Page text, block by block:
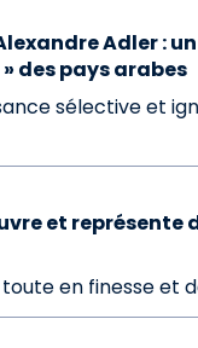
Adler :
des pays arabes
sélective et
et représente
en finesse et